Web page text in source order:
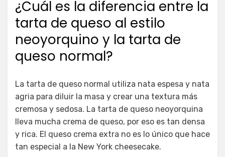
¿Cuál es la diferencia entre la
tarta de queso al estilo
neoyorquino y la tarta de
queso normal?
La tarta de queso normal utiliza nata espesa y nata
agria para diluir la masa y crear una textura más
cremosa y sedosa. La tarta de queso neoyorquina
lleva mucha crema de queso, por eso es tan densa
y rica. El queso crema extra no es lo único que hace
tan especial a la New York cheesecake.